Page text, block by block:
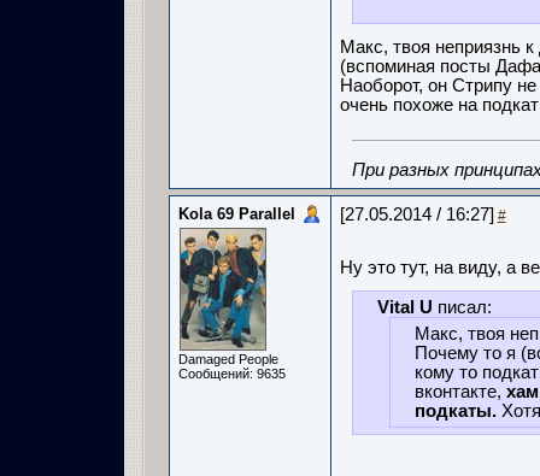
Макс, твоя неприязнь
(вспоминая посты
Наоборот, он Стрипу
очень похоже на
При разных
Kola 69 Parallel
Damaged People
Сообщений: 9635
[27.05.2014 / 16:27] #
Ну это тут, на виду, а
Vital U писал:
Макс, твоя
Почему то я
кому то
вконтакте,
подкаты.